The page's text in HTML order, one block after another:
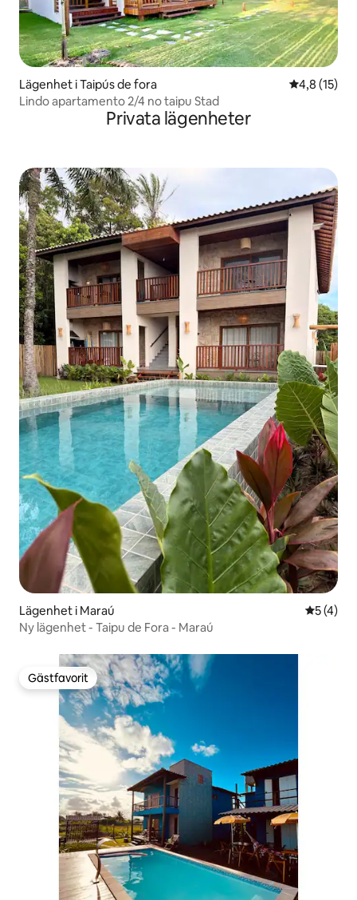
Lägenhet i Taipús de fora 4,8 av 5 i
4,8 (15)
Lindo apartamento 2/4 no taipu Stad
Privata lägenheter
Lägenhet i Maraú 5 av 5 i
5 (4)
Ny lägenhet - Taipu de Fora - Maraú
Gästfavorit
Gästfavorit